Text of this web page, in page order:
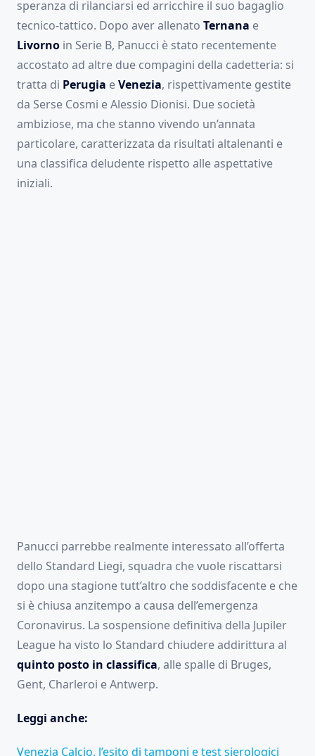
speranza di rilanciarsi ed arricchire il suo bagaglio
tecnico-tattico. Dopo aver allenato Ternana e
Livorno in Serie B, Panucci è stato recentemente
accostato ad altre due compagini della cadetteria: si
tratta di Perugia eVenezia, rispettivamente gestite
da Serse Cosmi e Alessio Dionisi. Due società
ambiziose, ma che stanno vivendo un’annata
particolare, caratterizzata da risultati altalenanti e
una classifica deludente rispetto alle aspettative
iniziali.
Panucci parrebbe realmente interessato all’offerta
dello Standard Liegi, squadra che vuole riscattarsi
dopo una stagione tutt’altro che soddisfacente e che
si è chiusa anzitempo a causa dell’emergenza
Coronavirus. La sospensione definitiva della Jupiler
League ha visto lo Standard chiudere addirittura al
quinto posto in classifica, alle spalle di Bruges,
Gent, Charleroi e Antwerp.
Leggi anche:
Venezia Calcio, l’esito di tamponi e test sierologici